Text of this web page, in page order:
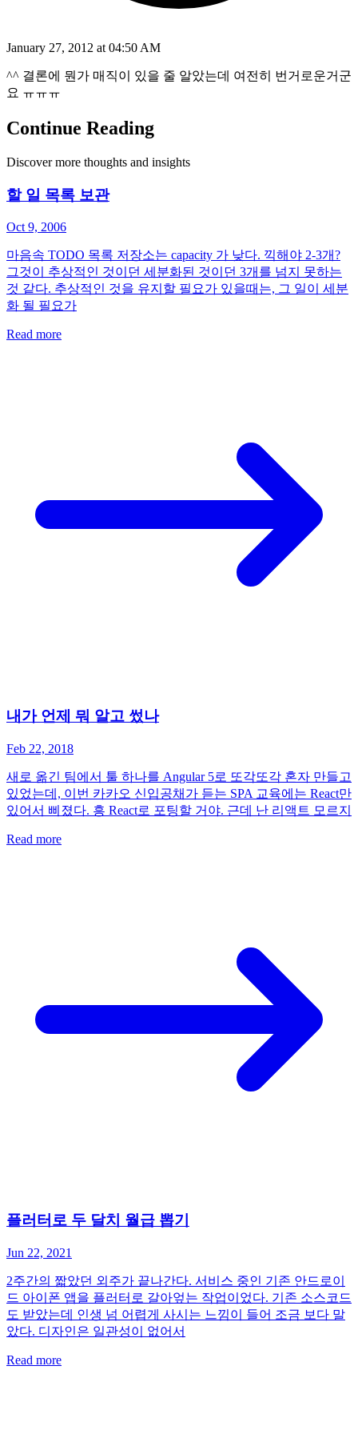
January 27, 2012 at 04:50 AM
^^ 결론에 뭔가 매직이 있을 줄 알았는데 여전히 번거로운거군
요 ㅠㅠㅠ
Continue Reading
Discover more thoughts and insights
할 일 목록 보관
Oct 9, 2006
마음속 TODO 목록 저장소는 capacity 가 낮다. 끽해야 2-3개?
그것이 추상적인 것이던 세분화된 것이던 3개를 넘지 못하는
것 같다. 추상적인 것을 유지할 필요가 있을때는, 그 일이 세분
화 될 필요가
Read more
내가 언제 뭐 알고 썼나
Feb 22, 2018
새로 옮긴 팀에서 툴 하나를 Angular 5로 또각또각 혼자 만들고
있었는데, 이번 카카오 신입공채가 듣는 SPA 교육에는 React만
있어서 삐졌다. 흥 React로 포팅할 거야. 근데 난 리액트 모르지
Read more
플러터로 두 달치 월급 뽑기
Jun 22, 2021
2주간의 짧았던 외주가 끝나간다. 서비스 중인 기존 안드로이
드 아이폰 앱을 플러터로 갈아엎는 작업이었다. 기존 소스코드
도 받았는데 인생 넘 어렵게 사시는 느낌이 들어 조금 보다 말
았다. 디자인은 일관성이 없어서
Read more